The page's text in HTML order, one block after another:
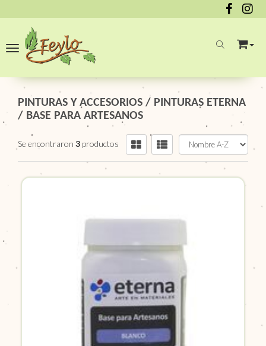
Toggle navigation
PINTURAS Y ACCESORIOS / PINTURAS ETERNA
/ BASE PARA ARTESANOS
Se encontraron 3 productos